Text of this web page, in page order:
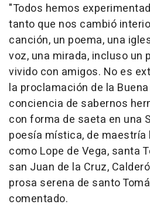
"Todos hemos
tanto que nos cambió
canción, un poema, una
voz, una mirada, incluso un
vivido con amigos. No es
la proclamación de la
conciencia de sabernos
con forma de saeta en una
poesía mística, de
como Lope de Vega, santa
san Juan de la Cruz,
prosa serena de santo
comentado.